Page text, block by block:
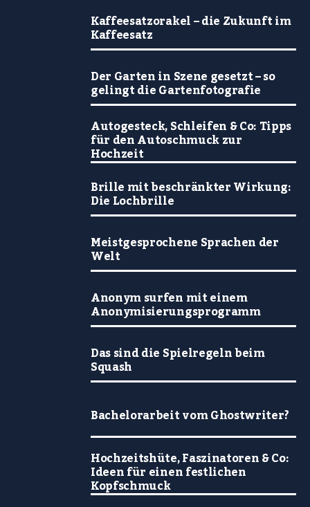
Kaffeesatzorakel – die Zukunft im
Kaffeesatz
Der Garten in Szene gesetzt – so
gelingt die Gartenfotografie
Autogesteck, Schleifen & Co: Tipps
für den Autoschmuck zur
Hochzeit
Brille mit beschränkter Wirkung:
Die Lochbrille
Meistgesprochene Sprachen der
Welt
Anonym surfen mit einem
Anonymisierungsprogramm
Das sind die Spielregeln beim
Squash
Bachelorarbeit vom Ghostwriter?
Hochzeitshüte, Faszinatoren & Co:
Ideen für einen festlichen
Kopfschmuck